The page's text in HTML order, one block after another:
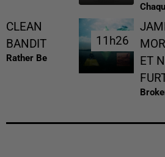
CLEAN
BANDIT
Rather Be
11h26
11h26
ET